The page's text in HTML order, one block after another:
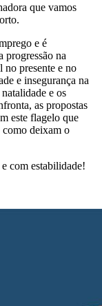
que vamos
e é
progressão na
no presente e no
e insegurança na
e os
as propostas
este flagelo que
como deixam o
com estabilidade!